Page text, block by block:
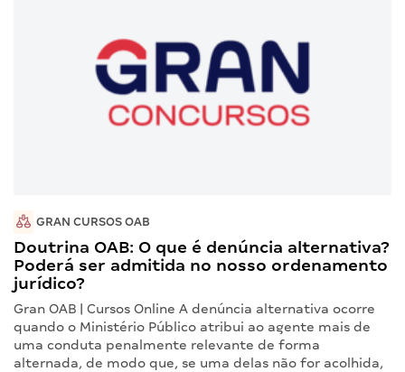
GRAN CURSOS OAB
Doutrina OAB: O que é denúncia alternativa?
Poderá ser admitida no nosso ordenamento
jurídico?
Gran OAB | Cursos Online A denúncia alternativa ocorre
quando o Ministério Público atribui ao agente mais de
uma conduta penalmente relevante de forma
alternada, de modo que, se uma delas não for acolhida,